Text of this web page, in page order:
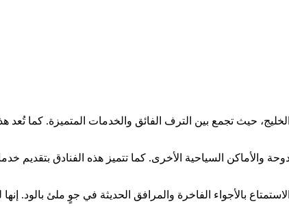
حيث تجمع بين الترف الفائق والخدمات المتميزة. كما
نجوم، تتوزع بين العاصمة الدوحة والأماكن السياحية الأخرى. كما تتميز هذه
بالأجواء الفاخرة والمرافق الحديثة في جوٍ ملئ بالود.